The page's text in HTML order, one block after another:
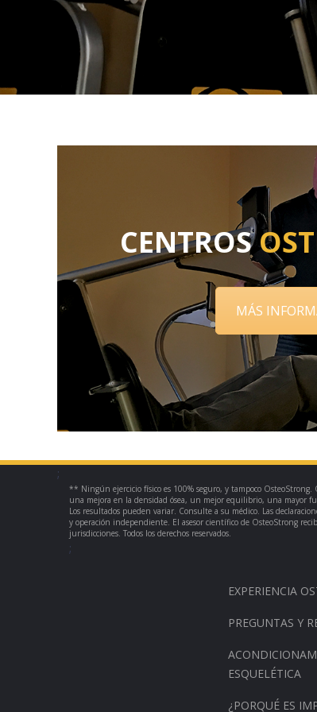
CENTROS
MÁS
;
** Ningún ejercicio físico es 100% seguro, y tampoco
una mejora en la densidad ósea, un mejor equilibrio, una mayor
Los resultados pueden variar. Consulte a su médico. Las
y operación independiente. El asesor científico de OsteoStrong
jurisdicciones. Todos los derechos reservados.
;
EXPERIENCIA
PREGUNTAS Y
ESQUELÉTICA
¿PORQUÉ ES